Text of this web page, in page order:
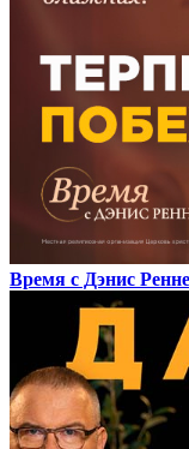
Время с Дэнис